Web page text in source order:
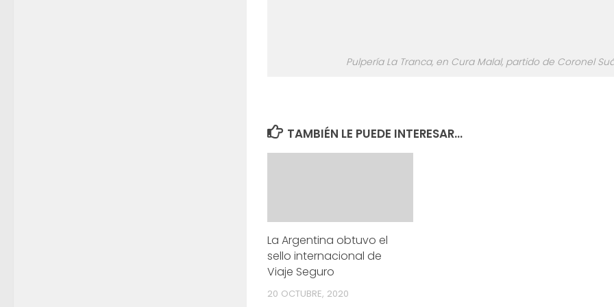
Pulpería La Tranca, en Cura Malal, partido de Coronel
TAMBIÉN LE PUEDE INTERESAR...
La Argentina obtuvo el
sello internacional de
Viaje Seguro
20 OCTUBRE, 2020